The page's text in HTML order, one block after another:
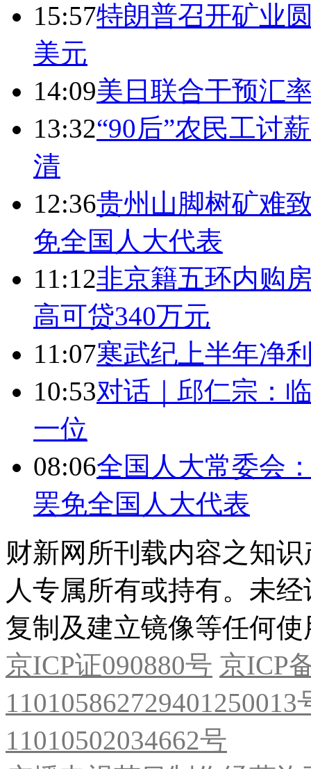
15:57特朗普召开矿业
美元
14:09美日联合干预汇
13:32“90后”农民工讨
清
12:36贵州山脚树矿难
免全国人大代表
11:12非京籍五环内购
高可贷340万元
11:07寒武纪上半年净
10:53对话｜邱仁宗：
一位
08:06全国人大常委会
罢免全国人大代表
财新网所刊载内容之知
人专属所有或持有。未
复制及建立镜像等任何使
京ICP证090880号 京ICP
11010502034662号